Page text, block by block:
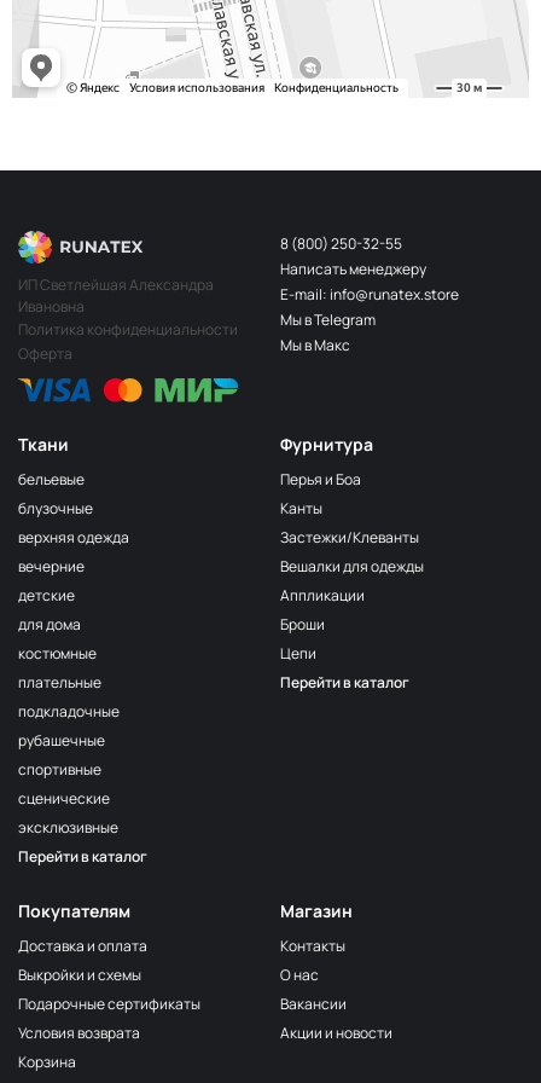
Ткани
бельевые
блузочные
верхняя одежда
вечерние
детские
для дома
костюмные
плательные
подкладочные
рубашечные
спортивные
сценические
эксклюзивные
Перейти в каталог
Фурнитура
Перья и Боа
Канты
Застежки/Клеванты
Вешалки для одежды
Аппликации
Броши
Цепи
Перейти в каталог
Покупателям
Доставка и оплата
Выкройки и схемы
Подарочные сертификаты
Условия возврата
Корзина
Магазин
Контакты
О нас
Вакансии
Акции и новости
ИП Светлейшая Александра
Ивановна
Политика конфиденциальности
Оферта
8 (800) 250-32-55
Написать менеджеру
E-mail: info@runatex.store
Мы в Telegram
Мы в Макс